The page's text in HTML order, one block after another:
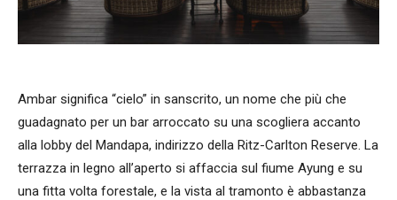
Ambar significa “cielo” in sanscrito, un nome che più che
guadagnato per un bar arroccato su una scogliera accanto
alla lobby del Mandapa, indirizzo della Ritz-Carlton Reserve. La
terrazza in legno all’aperto si affaccia sul fiume Ayung e su
una fitta volta forestale, e la vista al tramonto è abbastanza